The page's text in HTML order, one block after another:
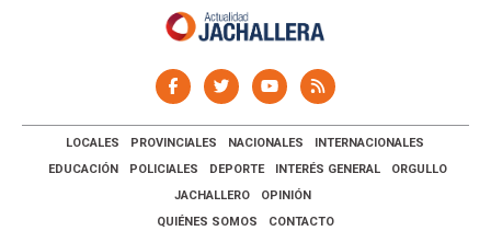
LOCALES PROVINCIALES NACIONALES
INTERNACIONALES
EDUCACIÓN
POLICIALES DEPORTE INTERÉS GENERAL
ORGULLO
JACHALLERO
OPINIÓN
QUIÉNES SOMOS
CONTACTO